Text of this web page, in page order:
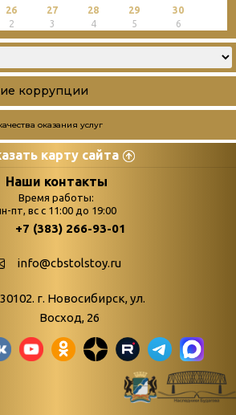
26 27 28 29
30
2 3 4 5 6
коррупции
оказания услуг
карту сайта
точь-в-
поступлений
Война. Народ.
живые»
«Мне всё
снятся
Наши контакты
Время работы:
пт, вс с 11:00 до 19:00
+7 (383) 266-93-01
info@cbstolstoy.ru
г. Новосибирск, ул.
Восход, 26